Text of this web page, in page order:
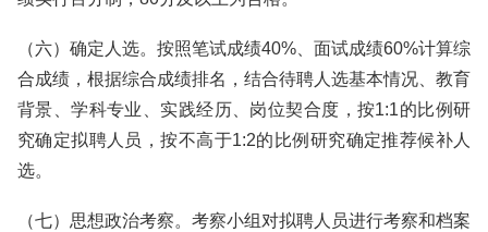
（六）确定人选。按照笔试成绩40%、面试成绩60%计算综
合成绩，根据综合成绩排名，结合待聘人选基本情况、教育
背景、学科专业、实践经历、岗位契合度，按1:1的比例研
究确定拟聘人员，按不高于1:2的比例研究确定推荐候补人
选。
（七）思想政治考察。考察小组对拟聘人员进行考察和档案